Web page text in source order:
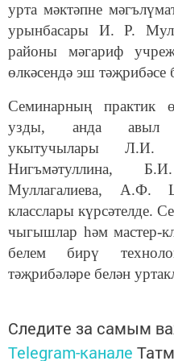
урта мәктәпне
урынбасары И. Р.
районы мәгариф
өлкәсендә эш тәҗрибәсе
Семинарның практик
узды, анда авыл
укытучылары Л.И.
Нигъмәтуллина,
Муллагалиева, А.Ф.
класслары күрсәтелде.
чыгышлар һәм мастер-
белем бирү
тәҗрибәләре белән
Следите за самым
Telegram-канале